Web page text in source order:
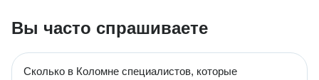
Вы часто спрашиваете
Сколько в Коломне специалистов, которые